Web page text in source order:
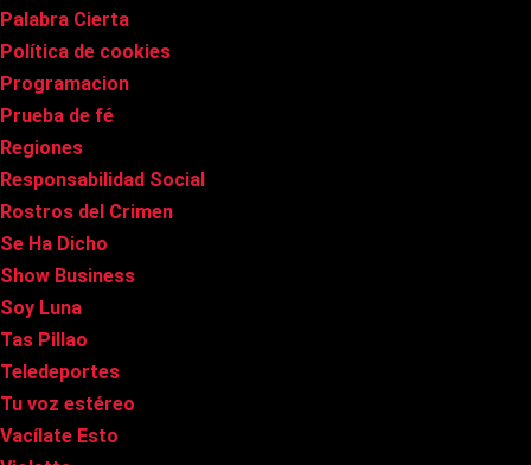
Palabra Cierta
Política de cookies
Programacion
Prueba de fé
Regiones
Responsabilidad Social
Rostros del Crimen
Se Ha Dicho
Show Business
Soy Luna
Tas Pillao
Teledeportes
Tu voz estéreo
Vacílate Esto